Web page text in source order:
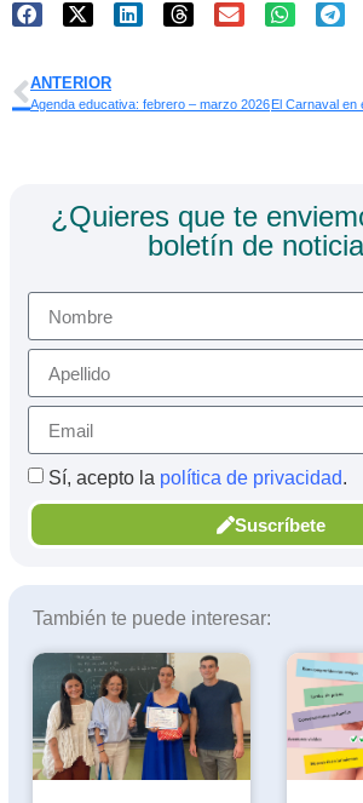
ANTERIOR
Agenda educativa: febrero – marzo 2026
¿Quieres que te
boletín de
Sí, acepto la política de privacidad.
Suscríbete
También te puede interesar: